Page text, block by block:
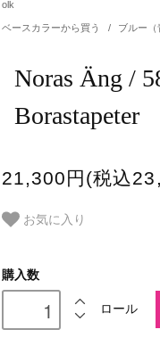
olk
ベースカラーから買う / ブルー（
Noras Äng /
Borastapeter
21,300円(税込
お気に入り
購入数
ロール